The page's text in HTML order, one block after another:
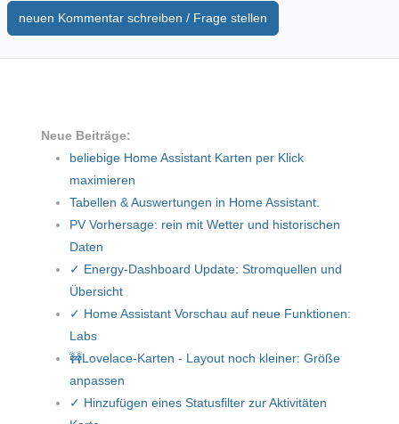
neuen Kommentar schreiben / Frage stellen
Neue Beiträge:
beliebige Home Assistant Karten per Klick
maximieren
Tabellen & Auswertungen in Home Assistant.
PV Vorhersage: rein mit Wetter und historischen
Daten
✓ Energy-Dashboard Update: Stromquellen und
Übersicht
✓ Home Assistant Vorschau auf neue Funktionen:
Labs
🚧Lovelace-Karten - Layout noch kleiner: Größe
anpassen
✓ Hinzufügen eines Statusfilter zur Aktivitäten